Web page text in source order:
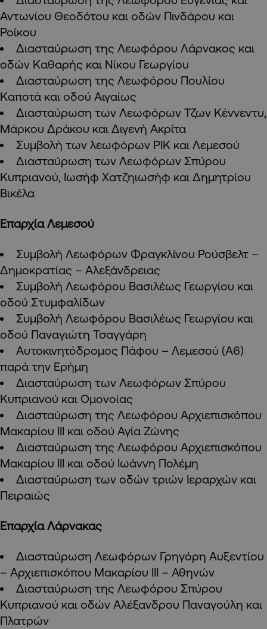
Αντωνίου Θεοδότου και οδών Πινδάρου και
Ροίκου
Διασταύρωση της Λεωφόρου Λάρνακος και
οδών Καθαρής και Νίκου Γεωργίου
Διασταύρωση της Λεωφόρου Πουλίου
Καποτά και οδού Αιγαίως
Διασταύρωση των Λεωφόρων Τζων Κέννεντυ,
Μάρκου Δράκου και Διγενή Ακρίτα
Συμβολή των λεωφόρων ΡΙΚ και Λεμεσού
Διασταύρωση των Λεωφόρων Σπύρου
Κυπριανού, Ιωσήφ Χατζηιωσήφ και Δημητρίου
Βικέλα
Επαρχία Λεμεσού
Συμβολή Λεωφόρων Φραγκλίνου Ρούσβελτ –
Δημοκρατίας – Αλεξάνδρειας
Συμβολή Λεωφόρου Βασιλέως Γεωργίου και
οδού Στυμφαλίδων
Συμβολή Λεωφόρου Βασιλέως Γεωργίου και
οδού Παναγιώτη Τσαγγάρη
Αυτοκινητόδρομος Πάφου – Λεμεσού (Α6)
παρά την Ερήμη
Διασταύρωση των Λεωφόρων Σπύρου
Κυπριανού και Ομονοίας
Διασταύρωση της Λεωφόρου Αρχιεπισκόπου
Μακαρίου ΙΙΙ και οδού Αγία Ζώνης
Διασταύρωση της Λεωφόρου Αρχιεπισκόπου
Μακαρίου ΙΙΙ και οδού Ιωάννη Πολέμη
Διασταύρωση των οδών τριών Ιεραρχών και
Πειραιώς
Επαρχία Λάρνακας
Διασταύρωση Λεωφόρων Γρηγόρη Αυξεντίου
– Αρχιεπισκόπου Μακαρίου ΙΙΙ – Αθηνών
Διασταύρωση της Λεωφόρου Σπύρου
Κυπριανού και οδών Αλέξανδρου Παναγούλη και
Πλατρών